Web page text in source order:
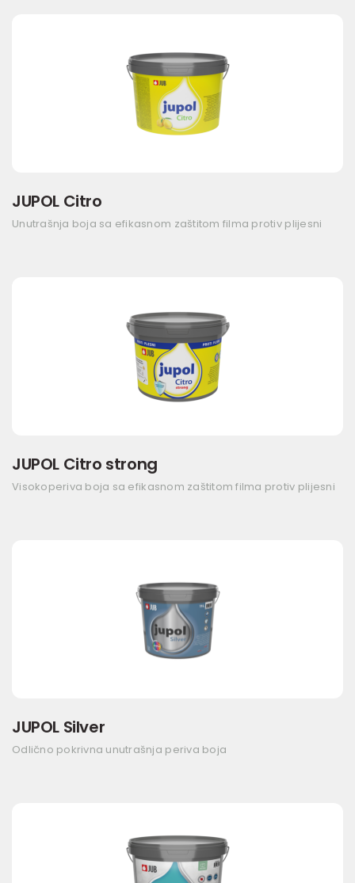
JUPOL Citro
Unutrašnja boja sa efikasnom zaštitom filma protiv plijesni
JUPOL Citro strong
Visokoperiva boja sa efikasnom zaštitom filma protiv plijesni
JUPOL Silver
Odlično pokrivna unutrašnja periva boja